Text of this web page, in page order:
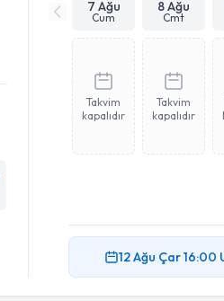
7 Ağu
Cum
8 Ağu
Cmt
Takvim
kapalıdır
Takvim
kapalıdır
12 Ağu Çar16:00
Randevu Takvimi Talebi